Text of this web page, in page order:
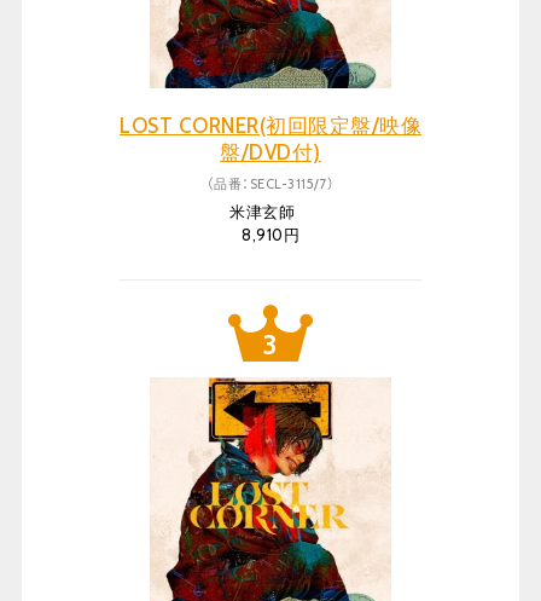
LOST CORNER(初回限定盤/映像
盤/DVD付)
（品番：SECL-3115/7）
米津玄師
8,910円